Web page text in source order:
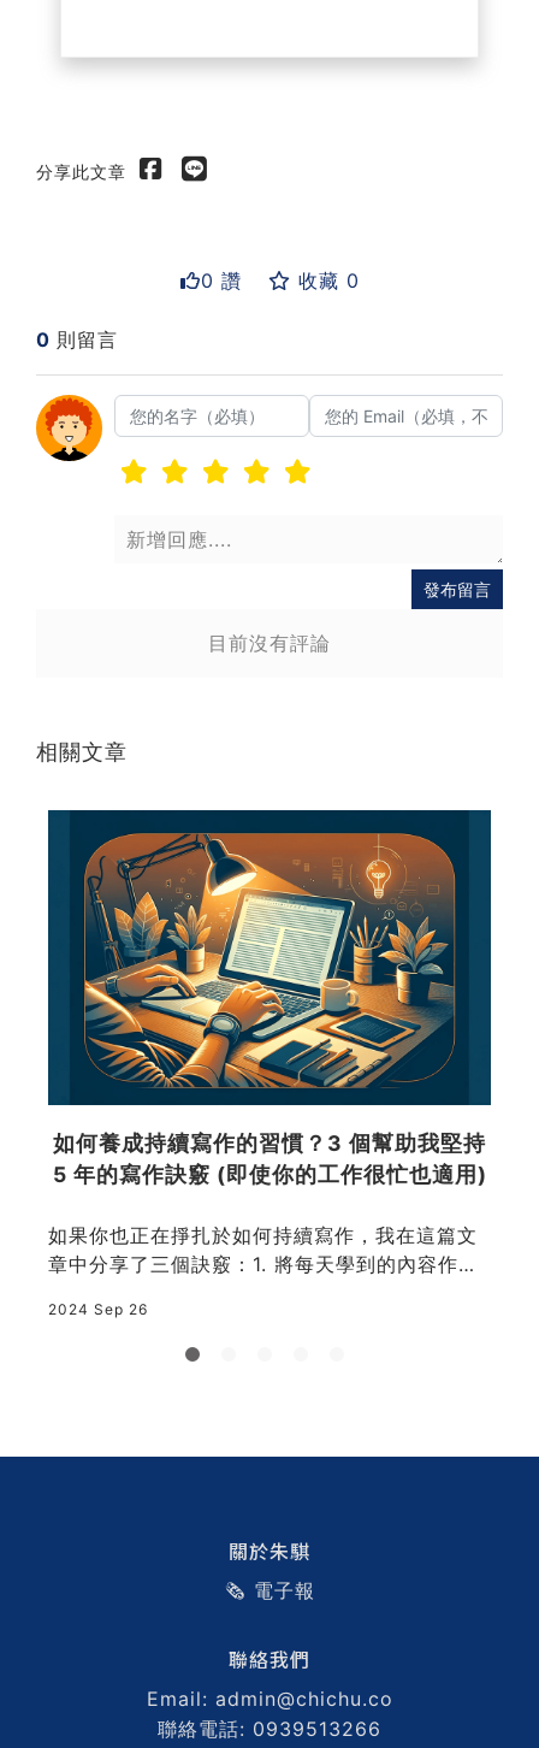
分享此文章
0 讚 收藏 0
0 則留言
發布留言
目前沒有評論
相關文章
如何養成持續寫作的習慣？3 個幫助我堅持
5 年的寫作訣竅 (即使你的工作很忙也適用)
如果你也正在掙扎於如何持續寫作，我在這篇文
章中分享了三個訣竅：1. 將每天學到的內容作為
寫作騰出空 3. 勇敢地將寫作成果發布在社群平台
上，從中獲取反饋。這些簡單卻有效的策略，將
2024 Sep 26
關於朱騏
🗞️ 電子報
聯絡我們
Email: admin@chichu.co
聯絡電話: 0939513266